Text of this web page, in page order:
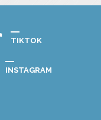
TIKTOK
INSTAGRAM